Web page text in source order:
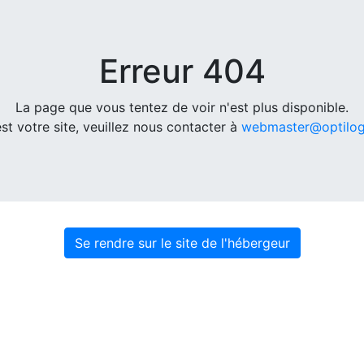
Erreur 404
La page que vous tentez de voir n'est plus disponible.
votre site, veuillez nous contacter à
Se rendre sur le site de l'hébergeur